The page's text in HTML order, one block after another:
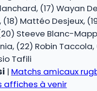
(17) Wayan De
Mattéo Desjeux,
Steeve Blanc-
(22) Robin
Tafili
| Matchs amicaux
affiches à venir